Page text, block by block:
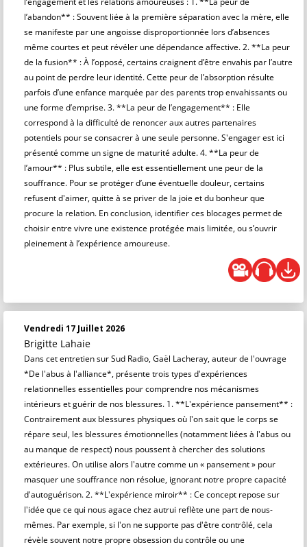
l’abandon** : Souvent liée à la première séparation avec la mère, elle
se manifeste par une angoisse disproportionnée lors d’absences
même courtes et peut révéler une dépendance affective. 2. **La peur
de la fusion** : À l’opposé, certains craignent d’être envahis par l’autre
au point de perdre leur identité. Cette peur de l’absorption résulte
parfois d’une enfance marquée par des parents trop envahissants ou
une forme d’emprise. 3. **La peur de l’engagement** : Elle
correspond à la difficulté de renoncer aux autres partenaires
potentiels pour se consacrer à une seule personne. S'engager est ici
présenté comme un signe de maturité adulte. 4. **La peur de
l’amour** : Plus subtile, elle est essentiellement une peur de la
souffrance. Pour se protéger d’une éventuelle douleur, certains
refusent d'aimer, quitte à se priver de la joie et du bonheur que
procure la relation. En conclusion, identifier ces blocages permet de
choisir entre vivre une existence protégée mais limitée, ou s’ouvrir
pleinement à l’expérience amoureuse.
Vendredi 17 Juillet 2026
Brigitte Lahaie
Dans cet entretien sur Sud Radio, Gaël Lacheray, auteur de l'ouvrage
*De l'abus à l'alliance*, présente trois types d'expériences
relationnelles essentielles pour comprendre nos mécanismes
intérieurs et guérir de nos blessures. 1. **L'expérience pansement** :
Contrairement aux blessures physiques où l'on sait que le corps se
répare seul, les blessures émotionnelles (notamment liées à l'abus ou
au manque de respect) nous poussent à chercher des solutions
extérieures. On utilise alors l'autre comme un « pansement » pour
masquer une souffrance non résolue, ignorant notre propre capacité
d'autoguérison. 2. **L'expérience miroir** : Ce concept repose sur
l'idée que ce qui nous agace chez autrui reflète une part de nous-
mêmes. Par exemple, si l'on ne supporte pas d'être contrôlé, cela
révèle souvent notre propre obsession du contrôle ou une